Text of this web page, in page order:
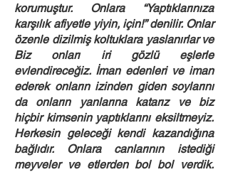
korumuştur. Onlara “Yaptıklarınıza
karşılık afiyetle yiyin, için!” denilir. Onlar
özenle dizilmiş koltuklara yaslanırlar ve
Biz onları iri gözlü eşlerle
evlendireceğiz. İman edenleri ve iman
ederek onların izinden giden soylarını
da onların yanlarına katarız ve biz
hiçbir kimsenin yaptıklarını eksiltmeyiz.
Herkesin geleceği kendi kazandığına
bağlıdır. Onlara canlarının istediği
meyveler ve etlerden bol bol verdik.